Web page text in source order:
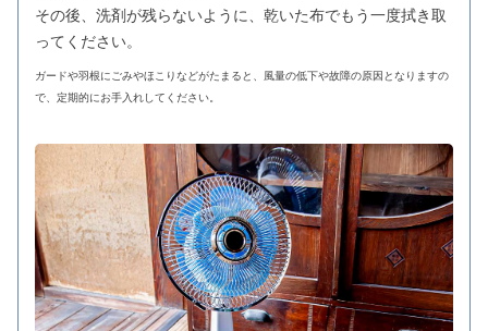
その後、洗剤が残らないように、乾いた布でもう一度拭き取
ってください。
ガードや羽根にごみやほこりなどがたまると、風量の低下や故障の原因となりますの
で、定期的にお手入れしてください。